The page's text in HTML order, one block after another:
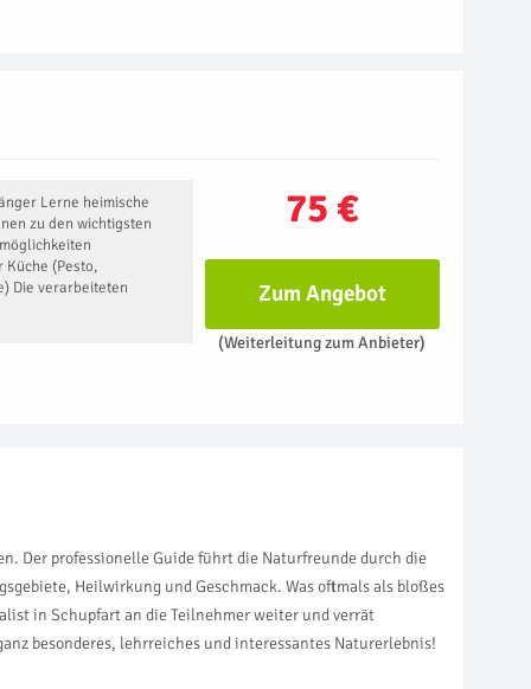
75 €
Lerne heimische
zu den wichtigsten
(Pesto,
Die verarbeiteten
Zum Angebot
(Weiterleitung zum Anbieter)
Der professionelle Guide führt die Naturfreunde durch die
Heilwirkung und Geschmack. Was oftmals als bloßes
in Schupfart an die Teilnehmer weiter und verrät
besonderes, lehrreiches und interessantes Naturerlebnis!